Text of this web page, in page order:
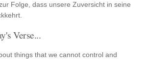
Folge, dass unsere Zuversicht in seine
Verse...
things that we cannot control and